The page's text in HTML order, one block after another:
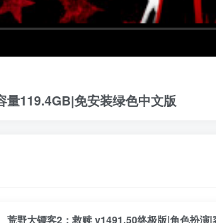
119.4GB|免安装绿色中文版